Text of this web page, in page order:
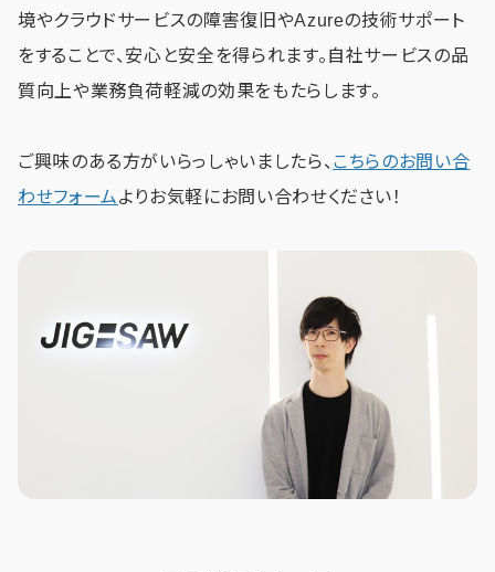
境やクラウドサービスの障害復旧やAzureの技術サポート
をすることで、安心と安全を得られます。自社サービスの品
質向上や業務負荷軽減の効果をもたらします。
ご興味のある方がいらっしゃいましたら、 こちらのお問い合
わせフォームよりお気軽にお問い合わせください！